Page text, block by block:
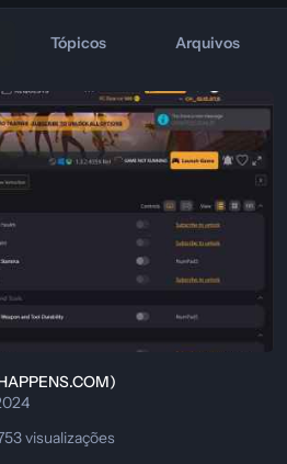
Tópicos Arquivos
visualizações